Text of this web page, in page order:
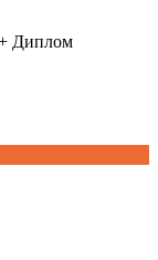
+ Диплом